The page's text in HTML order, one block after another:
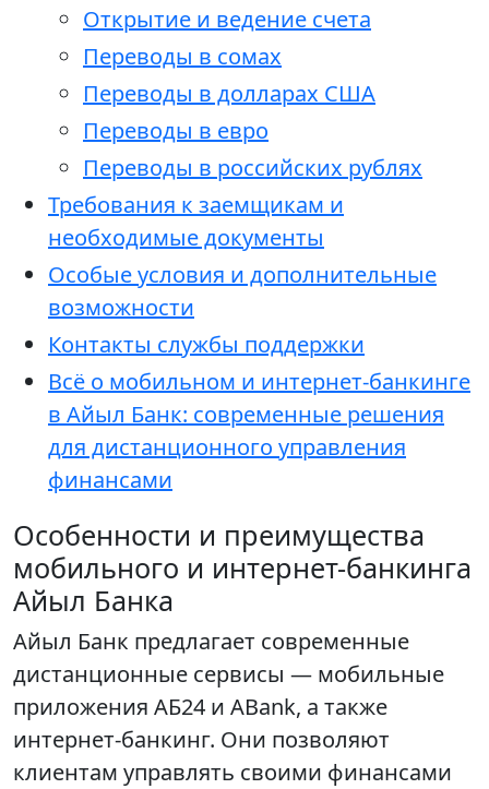
Открытие и ведение счета
Переводы в сомах
Переводы в долларах США
Переводы в евро
Переводы в российских рублях
Требования к заемщикам и
необходимые документы
Особые условия и дополнительные
возможности
Контакты службы поддержки
Всё о мобильном и интернет-банкинге
в Айыл Банк: современные решения
для дистанционного управления
финансами
Особенности и преимущества
мобильного и интернет-банкинга
Айыл Банка
Айыл Банк предлагает современные
дистанционные сервисы — мобильные
приложения АБ24 и ABank, а также
интернет-банкинг. Они позволяют
клиентам управлять своими финансами